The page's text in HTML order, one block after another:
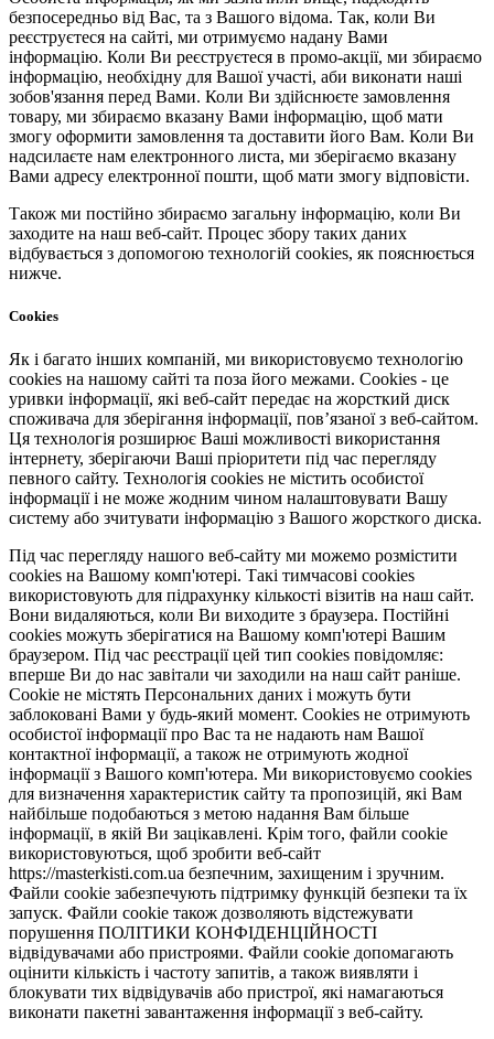
безпосередньо від Вас, та з Вашого відома. Так, коли Ви
реєструєтеся на сайті, ми отримуємо надану Вами
інформацію. Коли Ви реєструєтеся в промо-акції, ми збираємо
інформацію, необхідну для Вашої участі, аби виконати наші
зобов'язання перед Вами. Коли Ви здійснюєте замовлення
товару, ми збираємо вказану Вами інформацію, щоб мати
змогу оформити замовлення та доставити його Вам. Коли Ви
надсилаєте нам електронного листа, ми зберігаємо вказану
Вами адресу електронної пошти, щоб мати змогу відповісти.
Також ми постійно збираємо загальну інформацію, коли Ви
заходите на наш веб-сайт. Процес збору таких даних
відбувається з допомогою технологій cookies, як пояснюється
нижче.
Cookies
Як і багато інших компаній, ми використовуємо технологію
cookies на нашому сайті та поза його межами. Cookies - це
уривки інформації, які веб-сайт передає на жорсткий диск
споживача для зберігання інформації, пов’язаної з веб-сайтом.
Ця технологія розширює Ваші можливості використання
інтернету, зберігаючи Ваші пріоритети під час перегляду
певного сайту. Технологія cookies не містить особистої
інформації і не може жодним чином налаштовувати Вашу
систему або зчитувати інформацію з Вашого жорсткого диска.
Під час перегляду нашого веб-сайту ми можемо розмістити
cookies на Вашому комп'ютері. Такі тимчасові cookies
використовують для підрахунку кількості візитів на наш сайт.
Вони видаляються, коли Ви виходите з браузера. Постійні
cookies можуть зберігатися на Вашому комп'ютері Вашим
браузером. Під час реєстрації цей тип cookies повідомляє:
вперше Ви до нас завітали чи заходили на наш сайт раніше.
Cookie не містять Персональних даних і можуть бути
заблоковані Вами у будь-який момент. Сookies не отримують
особистої інформації про Вас та не надають нам Вашої
контактної інформації, а також не отримують жодної
інформації з Вашого комп'ютера. Ми використовуємо cookies
для визначення характеристик сайту та пропозицій, які Вам
найбільше подобаються з метою надання Вам більше
інформації, в якій Ви зацікавлені. Крім того, файли cookie
використовуються, щоб зробити веб-сайт
https://masterkisti.com.ua безпечним, захищеним і зручним.
Файли cookie забезпечують підтримку функцій безпеки та їх
запуск. Файли cookie також дозволяють відстежувати
порушення ПОЛІТИКИ КОНФІДЕНЦІЙНОСТІ
відвідувачами або пристроями. Файли cookie допомагають
оцінити кількість і частоту запитів, а також виявляти і
блокувати тих відвідувачів або пристрої, які намагаються
виконати пакетні завантаження інформації з веб-сайту.